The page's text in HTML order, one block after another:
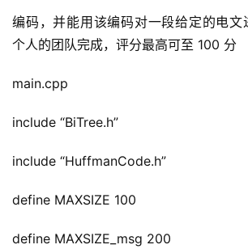
编码，并能用该编码对一段给定的电
个人的团队完成，评分最高可至 100 分
main.cpp
include “BiTree.h”
include “HuffmanCode.h”
define MAXSIZE 100
define MAXSIZE_msg 200